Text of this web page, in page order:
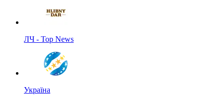
ЛЧ - Top News
Україна